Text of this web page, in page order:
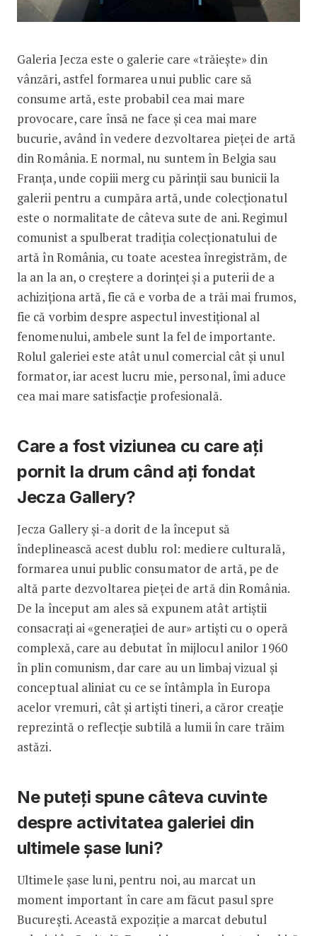
Galeria Jecza este o galerie care «trăiește» din
vânzări, astfel formarea unui public care să
consume artă, este probabil cea mai mare
provocare, care însă ne face și cea mai mare
bucurie, având în vedere dezvoltarea pieței de artă
din România. E normal, nu suntem în Belgia sau
Franța, unde copiii merg cu părinții sau bunicii la
galerii pentru a cumpăra artă, unde colecționatul
este o normalitate de câteva sute de ani. Regimul
comunist a spulberat tradiția colecționatului de
artă în România, cu toate acestea înregistrăm, de
la an la an, o creștere a dorinței și a puterii de a
achiziționa artă, fie că e vorba de a trăi mai frumos,
fie că vorbim despre aspectul investițional al
fenomenului, ambele sunt la fel de importante.
Rolul galeriei este atât unul comercial cât și unul
formator, iar acest lucru mie, personal, îmi aduce
cea mai mare satisfacție profesională.
Care a fost viziunea cu care ați
pornit la drum când ați fondat
Jecza Gallery?
Jecza Gallery și-a dorit de la început să
îndeplinească acest dublu rol: mediere culturală,
formarea unui public consumator de artă, pe de
altă parte dezvoltarea pieței de artă din România.
De la început am ales să expunem atât artiștii
consacrați ai «generației de aur» artiști cu o operă
complexă, care au debutat în mijlocul anilor 1960
în plin comunism, dar care au un limbaj vizual și
conceptual aliniat cu ce se întâmpla în Europa
acelor vremuri, cât și artiști tineri, a căror creație
reprezintă o reflecție subtilă a lumii în care trăim
astăzi.
Ne puteți spune câteva cuvinte
despre activitatea galeriei din
ultimele șase luni?
Ultimele șase luni, pentru noi, au marcat un
moment important în care am făcut pasul spre
București. Această expoziție a marcat debutul